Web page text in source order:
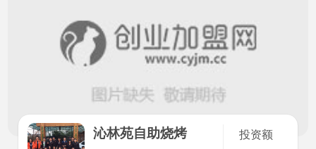
沁林苑自助烧烤 投资额